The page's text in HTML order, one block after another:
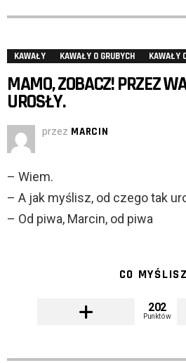
KAWAŁY KAWAŁY O GRUBYCH KAWAŁY
MAMO, ZOBACZ! PRZEZ
UROSŁY.
przez MARCIN
– Wiem.
– A jak myślisz, od czego tak
– Od piwa, Marcin, od piwa
CO
202
Punktów